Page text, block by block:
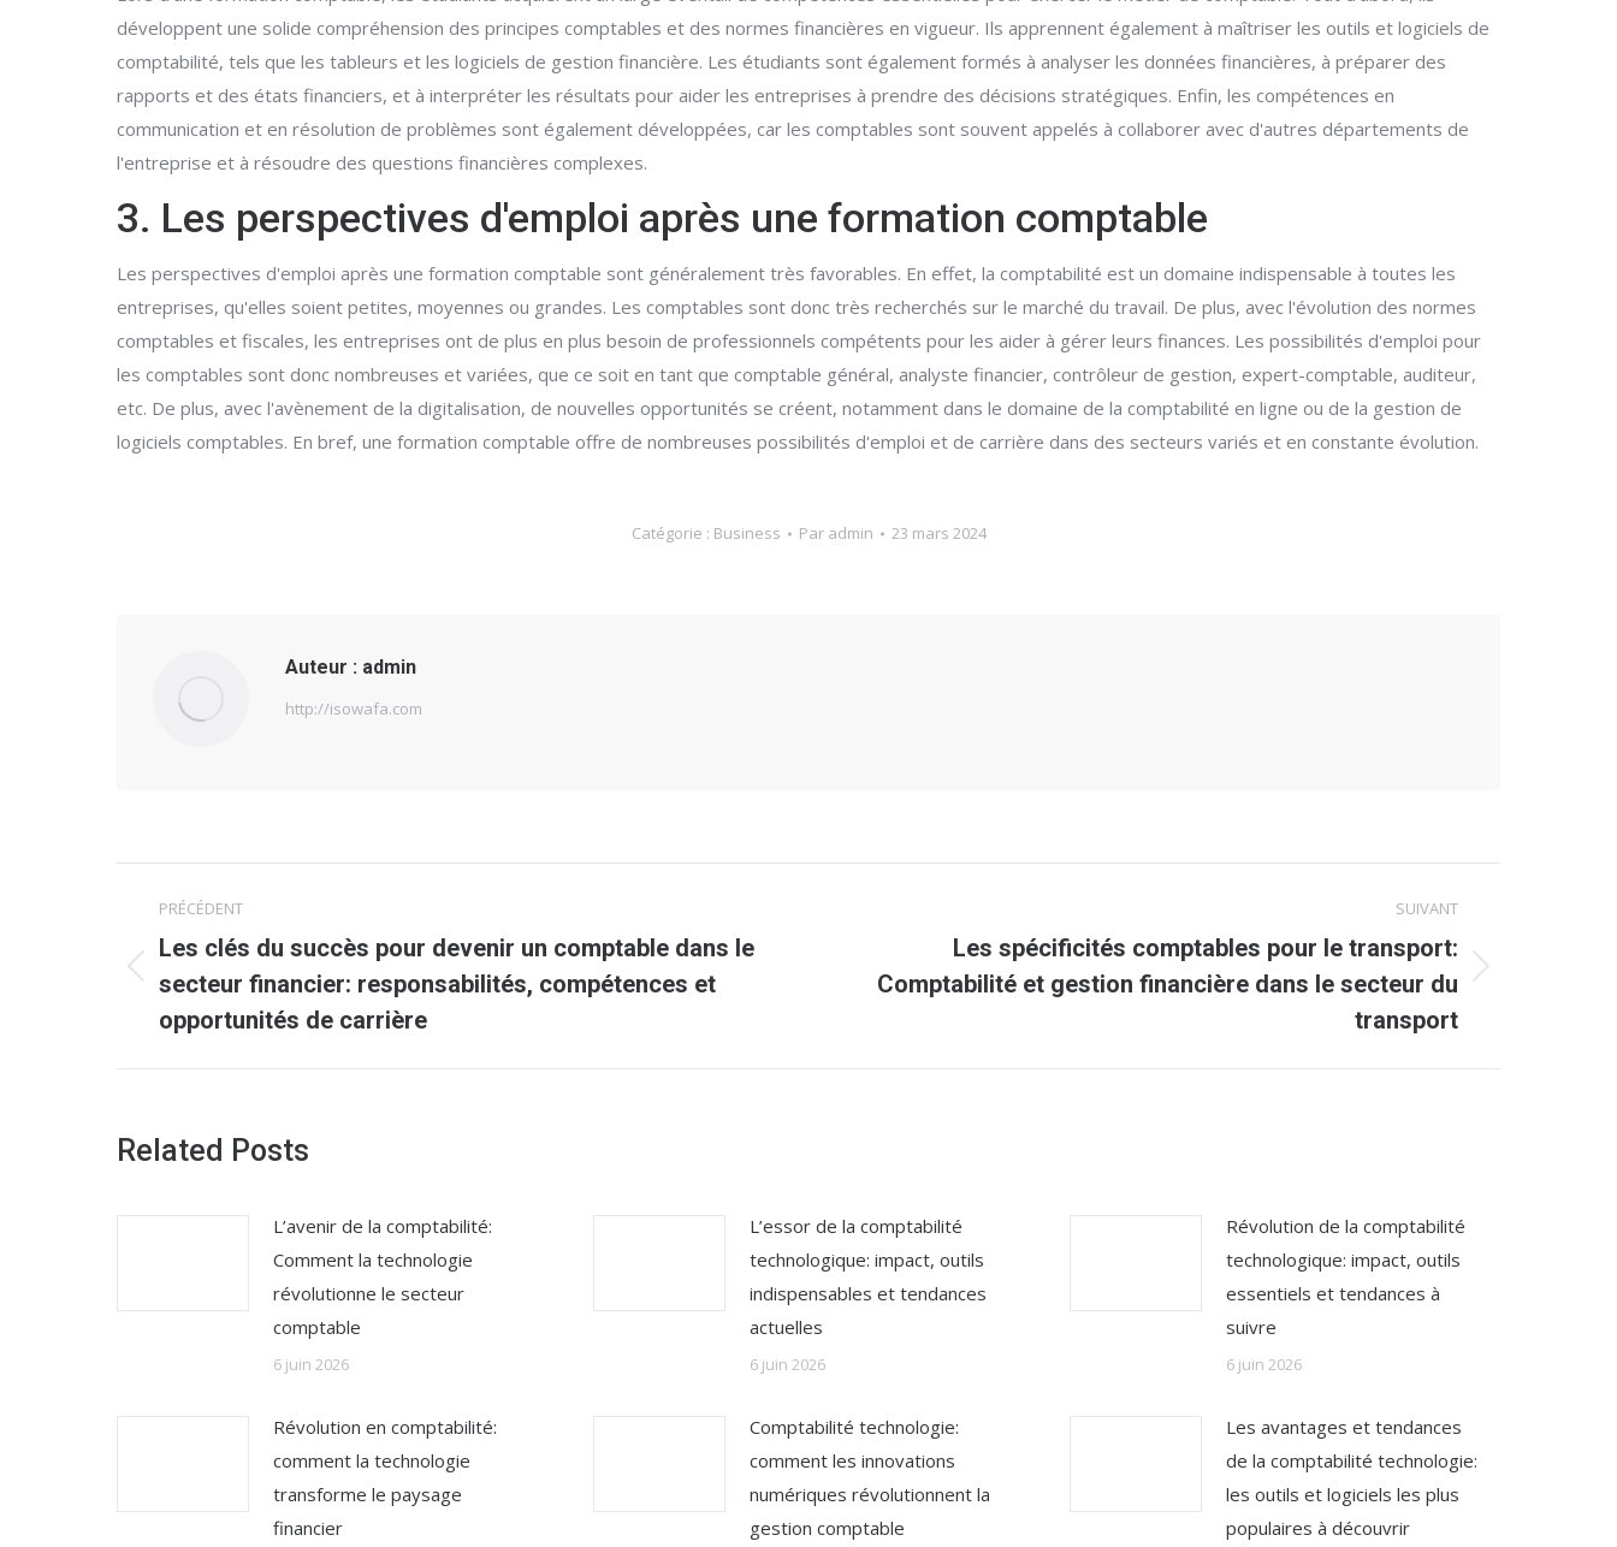
développent une solide compréhension des principes comptables et des normes financières en vigueur. Ils apprennent également à maîtriser les outils et logiciels de
comptabilité, tels que les tableurs et les logiciels de gestion financière. Les étudiants sont également formés à analyser les données financières, à préparer des
rapports et des états financiers, et à interpréter les résultats pour aider les entreprises à prendre des décisions stratégiques. Enfin, les compétences en
communication et en résolution de problèmes sont également développées, car les comptables sont souvent appelés à collaborer avec d'autres départements de
l'entreprise et à résoudre des questions financières complexes.
3. Les perspectives d'emploi après une formation comptable
Les perspectives d'emploi après une formation comptable sont généralement très favorables. En effet, la comptabilité est un domaine indispensable à toutes les
entreprises, qu'elles soient petites, moyennes ou grandes. Les comptables sont donc très recherchés sur le marché du travail. De plus, avec l'évolution des normes
comptables et fiscales, les entreprises ont de plus en plus besoin de professionnels compétents pour les aider à gérer leurs finances. Les possibilités d'emploi pour
les comptables sont donc nombreuses et variées, que ce soit en tant que comptable général, analyste financier, contrôleur de gestion, expert-comptable, auditeur,
etc. De plus, avec l'avènement de la digitalisation, de nouvelles opportunités se créent, notamment dans le domaine de la comptabilité en ligne ou de la gestion de
logiciels comptables. En bref, une formation comptable offre de nombreuses possibilités d'emploi et de carrière dans des secteurs variés et en constante évolution.
Catégorie : Business Par admin 23 mars 2024
Auteur : admin
http://isowafa.com
Navigation
article
PRÉCÉDENT
Article
précédent
Les clés du succès pour devenir un comptable dans le
secteur financier: responsabilités, compétences et
opportunités de carrière
SUIVANT
Article
Les spécificités comptables pour le transport:
Comptabilité et gestion financière dans le secteur du
transport
Related Posts
L’avenir de la comptabilité:
Comment la technologie
révolutionne le secteur
comptable
6 juin 2026
L’essor de la comptabilité
technologique: impact, outils
indispensables et tendances
actuelles
6 juin 2026
Révolution de la comptabilité
technologique: impact, outils
essentiels et tendances à
suivre
6 juin 2026
Révolution en comptabilité:
comment la technologie
transforme le paysage
financier
Comptabilité technologie:
comment les innovations
numériques révolutionnent la
gestion comptable
Les avantages et tendances
de la comptabilité technologie:
les outils et logiciels les plus
populaires à découvrir